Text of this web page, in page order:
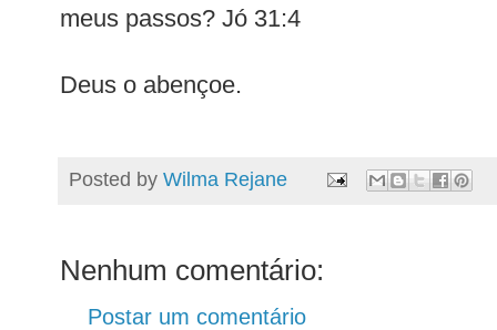
meus passos? Jó 31:4
Deus o abençoe.
Posted by Wilma Rejane
Nenhum comentário:
Postar um comentário